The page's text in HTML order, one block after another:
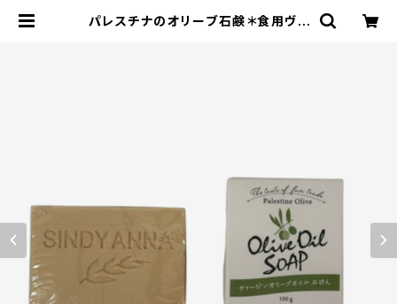
パレスチナのオリーブ石鹸＊食用ヴァ